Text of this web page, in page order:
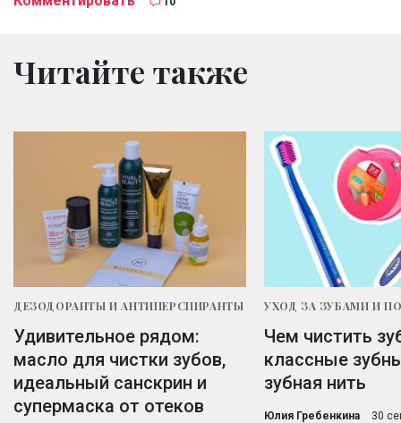
Читайте также
ДЕЗОДОРАНТЫ И АНТИПЕРСПИРАНТЫ
Удивительное рядом:
масло для чистки зубов,
идеальный санскрин и
супермаска от отеков
УХОД ЗА ЗУБАМИ И
Чем чистить
классные
зубная нить
Юлия Гребенкина
30